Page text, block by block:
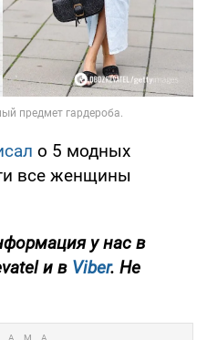
о 5 модных
все женщины
у нас в
и в Viber. Не